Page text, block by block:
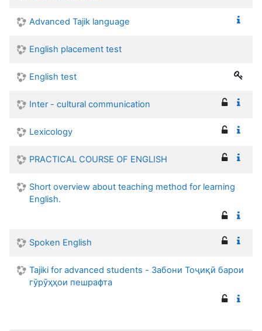
Advanced Tajik language
English placement test
English test
Inter - cultural communication
Lexicology
PRACTICAL COURSE OF ENGLISH
Short overview about teaching method for learning
English.
Spoken English
Tajiki for advanced students - Забони Тоҷиқӣ барои
гӯрӯҳҳои пешрафта